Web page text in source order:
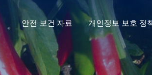
안전 보건 자료 개인정보 보호 정